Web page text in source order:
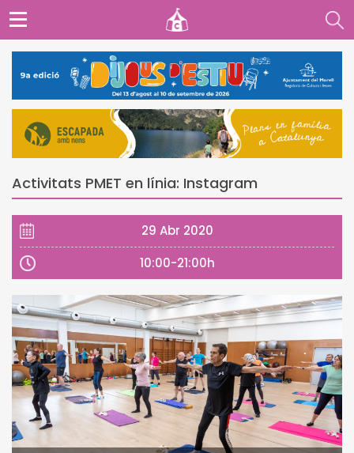
Activitats PMET en línia: Instagram
29 Abr 2020
10:00-21:00h